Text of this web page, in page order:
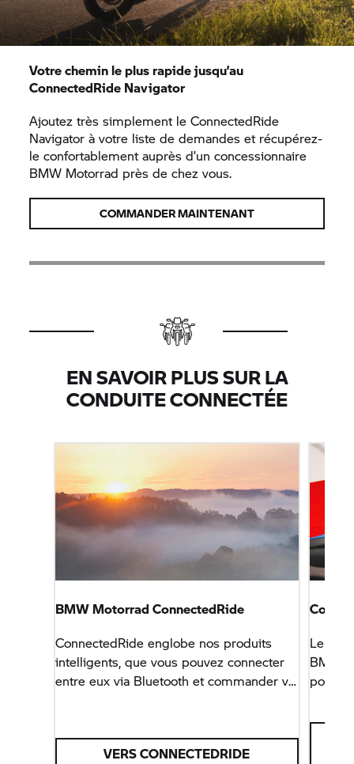
Votre chemin le plus rapide jusqu’au
ConnectedRide Navigator
Ajoutez très simplement leConnectedRide
Navigator à votre liste de demandes et récupérez-
le confortablement auprès d’un concessionnaire
BMW Motorrad près de chez vous.
COMMANDER MAINTENANT
EN SAVOIR PLUS SUR LA
CONDUITE CONNECTÉE
BMW Motorrad ConnectedRide
ConnectedRide englobe nos produits
intelligents, que vous pouvez connecter
entre eux via Bluetooth et commander via
VERSCONNECTEDRIDE
Le
BMW
pour
des